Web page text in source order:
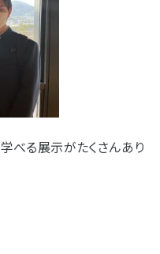
べる展示がたくさんあり